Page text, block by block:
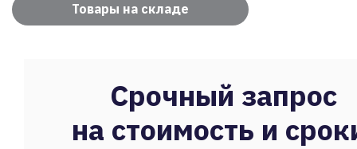
Товары на складе
Срочный запрос
на стоимость и